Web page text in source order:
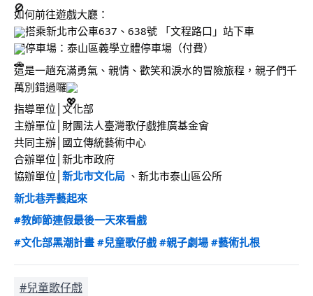
如何前往遊戲大廳：
搭乘新北市公車637、638號 「文程路口」站下車
停車場：泰山區義學立體停車場（付費）
這是一趟充滿勇氣、親情、歡笑和淚水的冒險旅程，親子們千
萬別錯過囉
指導單位│文化部
主辦單位│財團法人臺灣歌仔戲推廣基金會
共同主辦│國立傳統藝術中心
合辦單位│新北市政府
協辦單位│ 新北市文化局 、新北市泰山區公所
新北巷弄藝起來
#教師節連假最後一天來看戲
#文化部黑潮計畫 #兒童歌仔戲 #親子劇場 #藝術扎根
#兒童歌仔戲